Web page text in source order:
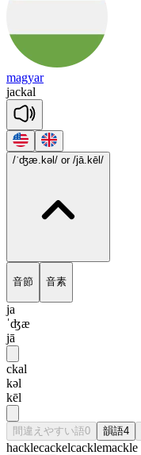
magyar
jackal
/ˈʤæ.kəl/ or /jā.kēl/
音節 音素
ja
ˈʤæ
jā
ckal
kəl
kēl
間違えやすい語0 韻語4
hacklecackelcacklemackle